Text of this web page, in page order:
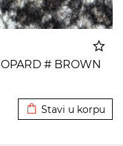
# BROWN
Stavi u korpu